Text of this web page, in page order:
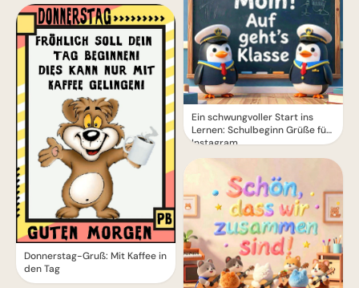
Donnerstag-Gruß: Mit Kaffee in
den Tag
Ein schwungvoller Start ins
Lernen: Schulbeginn Grüße für
Instagram